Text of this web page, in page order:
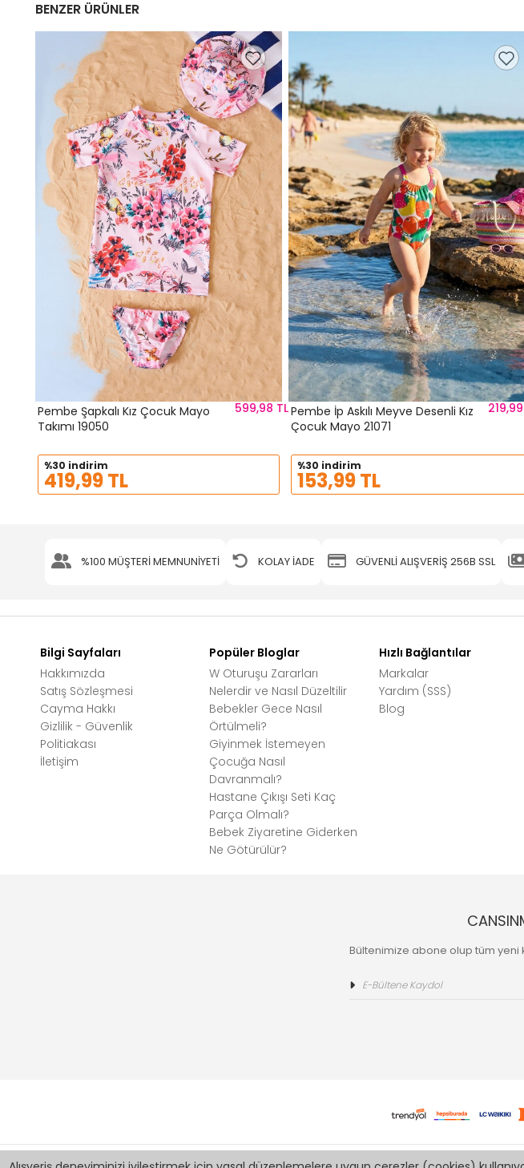
BENZER ÜRÜNLER
Pembe Şapkalı Kız Çocuk Mayo
Takımı 19050
599,98 TL
%30 indirim
419,99 TL
Pembe İp Askılı Meyve Desenli Kız
Çocuk Mayo 21071
%30 indirim
153,99 TL
%100 MÜŞTERİ MEMNUNİYETİ KOLAY İADE GÜVENLİ ALIŞVERİŞ 256B SSL
Bilgi Sayfaları
Hakkımızda
Satış Sözleşmesi
Cayma Hakkı
Gizlilik - Güvenlik
Politiakası
İletişim
Popüler Bloglar
W Oturuşu Zararları
Nelerdir ve Nasıl Düzeltilir
Bebekler Gece Nasıl
Örtülmeli?
Giyinmek İstemeyen
Çocuğa Nasıl
Davranmalı?
Hastane Çıkışı Seti Kaç
Parça Olmalı?
Bebek Ziyaretine Giderken
Ne Götürülür?
Hızlı Bağlantılar
Markalar
Yardım (SSS)
Blog
Bültenimize abone olup tüm